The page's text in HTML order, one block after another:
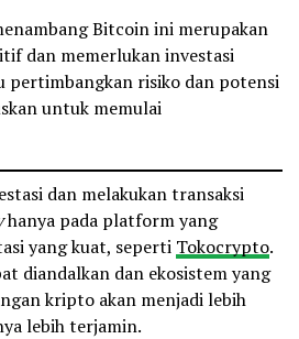
Bitcoin ini merupakan
dan memerlukan investasi
pertimbangkan risiko dan potensi
untuk memulai
dan melakukan transaksi
hanya pada platform yang
yang kuat, seperti Tokocrypto.
diandalkan dan ekosistem yang
kripto akan menjadi lebih
lebih terjamin.